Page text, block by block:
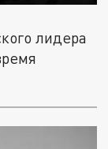
лидера